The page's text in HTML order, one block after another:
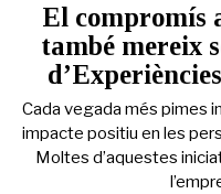
El compromís
també mereix
Cada vegada més pimes
impacte positiu en les
Moltes d’aquestes